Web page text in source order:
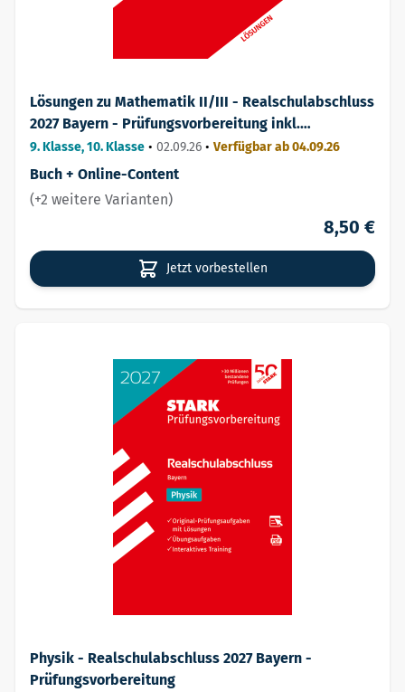
Lösungen zu Mathematik II/III - Realschulabschluss
2027 Bayern - Prüfungsvorbereitung inkl.
Basistraining
9. Klasse, 10. Klasse • 02.09.26 • Verfügbar ab 04.09.26
Buch + Online-Content
(+2 weitere Varianten)
8,50 €
Jetzt vorbestellen
Physik - Realschulabschluss 2027 Bayern -
Prüfungsvorbereitung